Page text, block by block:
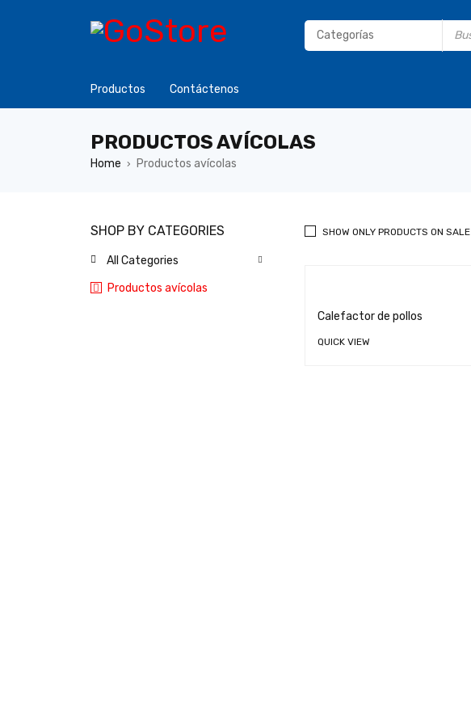
Productos Contáctenos
PRODUCTOS AVÍCOLAS
Home › Productos avícolas
SHOP BY CATEGORIES
All Categories
Productos avícolas
SHOW ONLY PRODUCTS ON SALE
Calefactor de pollos
QUICK VIEW